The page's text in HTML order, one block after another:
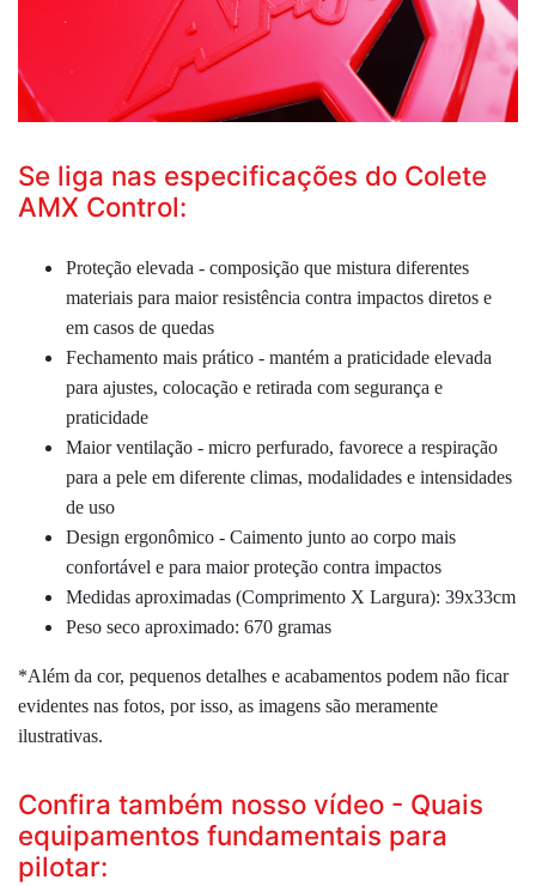
Se liga nas especificações do Colete
AMX Control:
Proteção elevada - composição que mistura diferentes
materiais para maior resistência contra impactos diretos e
em casos de quedas
Fechamento mais prático - mantém a praticidade elevada
para ajustes, colocação e retirada com segurança e
praticidade
Maior ventilação - micro perfurado, favorece a respiração
para a pele em diferente climas, modalidades e intensidades
de uso
Design ergonômico - Caimento junto ao corpo mais
confortável e para maior proteção contra impactos
Medidas aproximadas (Comprimento X Largura): 39x33cm
Peso seco aproximado: 670 gramas
*Além da cor, pequenos detalhes e acabamentos podem não ficar
evidentes nas fotos, por isso, as imagens são meramente
ilustrativas.
Confira também nosso vídeo - Quais
equipamentos fundamentais para
pilotar: